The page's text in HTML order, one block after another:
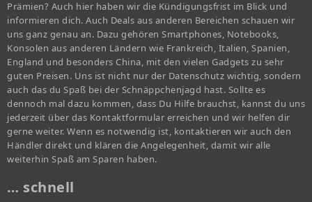
Prämien? Auch hier haben wir die Kündigungsfrist im Blick und
informieren dich. Auch Deals aus anderen Bereichen schauen wir
uns ganz genau an. Dazu gehören Smartphones, Notebooks,
Konsolen aus anderen Ländern wie Frankreich, Italien, Spanien,
England und besonders China, mit den vielen Gadgets zu sehr
guten Preisen. Uns ist nicht nur der Datenschutz wichtig, sondern
auch das du Spaß bei der Schnäppchenjagd hast. Sollte es
dennoch mal dazu kommen, dass Du Hilfe brauchst, kannst du uns
jederzeit über das Kontaktformular erreichen und wir helfen dir
gerne weiter. Wenn es notwendig ist, kontaktieren wir auch den
Händler direkt und klären die Angelegenheit, damit wir alle
weiterhin Spaß am Sparen haben.
… schnell